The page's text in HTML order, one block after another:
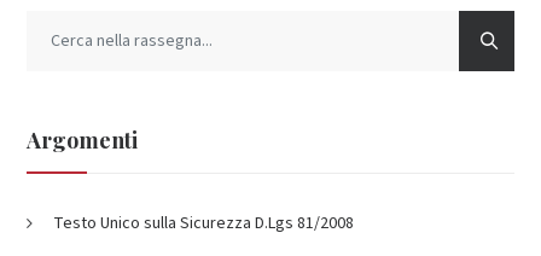
Argomenti
Testo Unico sulla Sicurezza D.Lgs 81/2008